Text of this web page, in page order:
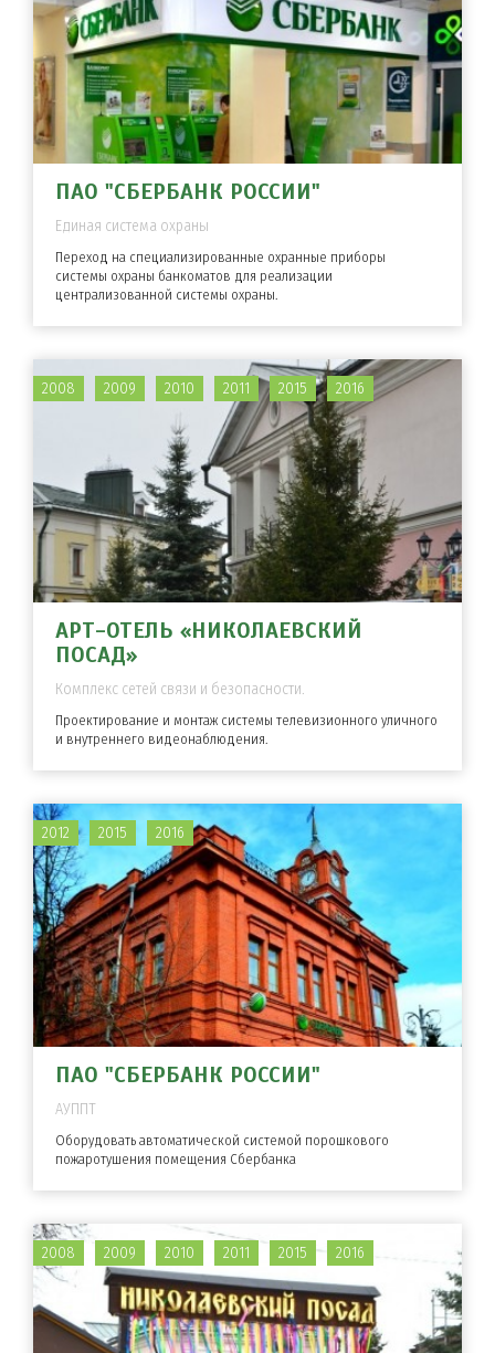
ПАО "СБЕРБАНК РОССИИ"
Единая система охраны
Переход на специализированные охранные приборы
системы охраны банкоматов для реализации
централизованной системы охраны.
АРТ-ОТЕЛЬ «НИКОЛАЕВСКИЙ
ПОСАД»
Комплекс сетей связи и безопасности.
Проектирование и монтаж системы телевизионного уличного
и внутреннего видеонаблюдения.
2008 2009 2010 2011 2015 2016
ПАО "СБЕРБАНК РОССИИ"
АУППТ
Оборудовать автоматической системой порошкового
пожаротушения помещения Сбербанка
2012 2015 2016
2008 2009 2010 2011 2015 2016